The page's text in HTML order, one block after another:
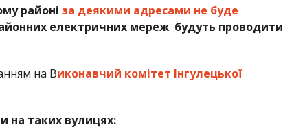
районі за деякими адресами не буде
електричних мереж будуть проводити
на Виконавчий комітет Інгулецької
на таких вулицях: